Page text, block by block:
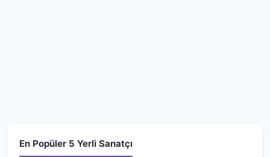
En Popüler 5 Yerli Sanatçı